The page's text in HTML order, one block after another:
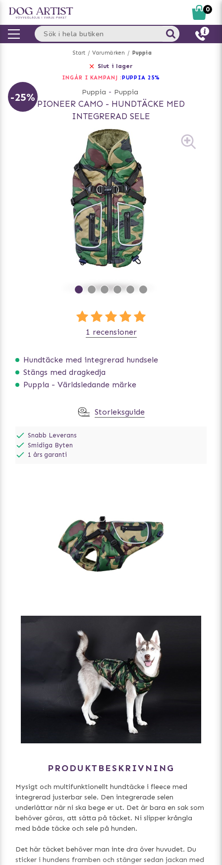
Start Varumärken Puppia
Slut i lager
INGÅR I KAMPANJ :PUPPIA 25%
-25% Puppia - Puppia
PIONEER CAMO - HUNDTÄCKE MED
INTEGRERAD SELE
Hundtäcke med integrerad hundsele
Stängs med dragkedja
Puppia - Världsledande märke
1 recensioner
Storleksguide
Snabb Leverans
Smidiga Byten
1 års garanti
PRODUKTBESKRIVNING
Mysigt och multifunktionellt hundtäcke i fleece med
integrerad justerbar sele. Den integrerade selen
underlättar när ni ska bege er ut. Det är bara en sak som
behöver göras, att sätta på täcket. Ni slipper krångla
med både täcke och sele på hunden.
Det här täcket behöver man inte dra över huvudet. Du
sticker i hundens framben och stänger sedan jackan med
0